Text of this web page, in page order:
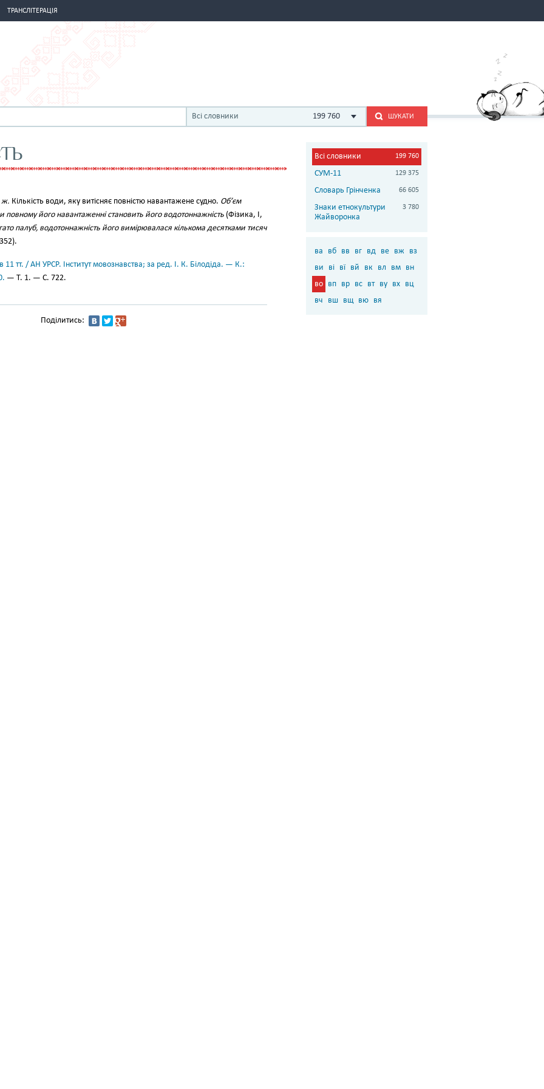
ТРАНСЛІТЕРАЦІЯ
Всі словники 199 760 ШУКАТИ
ж. Кількість води, яку витісняє повністю навантажене судно. Об’єм
повному його навантаженні становить його водотоннажність (Фізика, І,
палуб, водотоннажність його вимірювалася кількома десятками тисяч
11 тт. / АН УРСР. Інститут мовознавства; за ред. І. К. Білодіда. — К.:
— Т. 1. — С. 722.
Поділитись:
Всі словники 199 760
СУМ-11 129 375
Словарь Грінченка 66 605
Знаки етнокультури
Жайворонка
3 780
ва вб вв вг вд ве вж вз
ви
ві вї вй вк вл вм вн
во вп вр вс вт ву вх вц
вч
вш вщ вю вя